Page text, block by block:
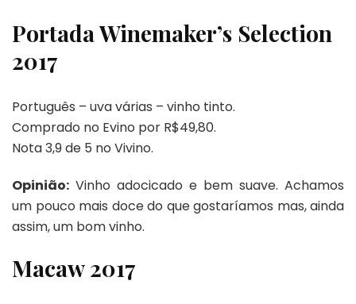
Portada Winemaker’s Selection
2017
Português – uva várias – vinho tinto.
Comprado no Evino por R$49,80.
Nota 3,9 de 5 no Vivino.
Opinião: Vinho adocicado e bem suave. Achamos
um pouco mais doce do que gostaríamos mas, ainda
assim, um bom vinho.
Macaw 2017